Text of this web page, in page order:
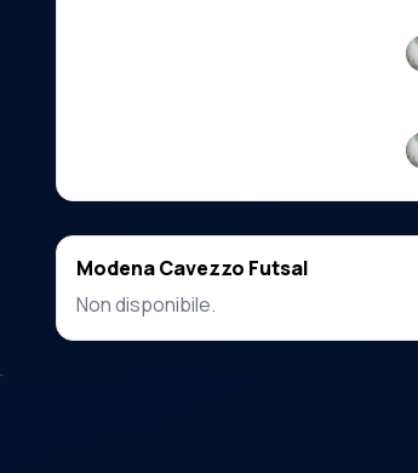
Modena Cavezzo Futsal
Non disponibile.